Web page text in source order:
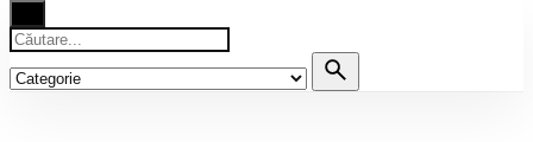
Căutare
pentru